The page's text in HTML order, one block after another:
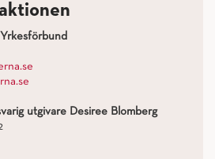
utgivare Desiree Blomberg